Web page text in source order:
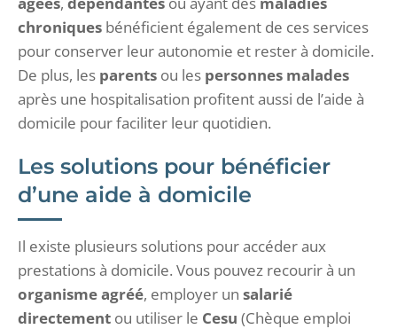
chroniques bénéficient également de ces services
pour conserver leur autonomie et rester à domicile.
De plus, les parents ou les personnes malades
après une hospitalisation profitent aussi de l’aide à
domicile pour faciliter leur quotidien.
Les solutions pour bénéficier
d’une aide à domicile
Il existe plusieurs solutions pour accéder aux
prestations à domicile. Vous pouvez recourir à un
organisme agréé, employer un salarié
directement ou utiliser le Cesu (Chèque emploi